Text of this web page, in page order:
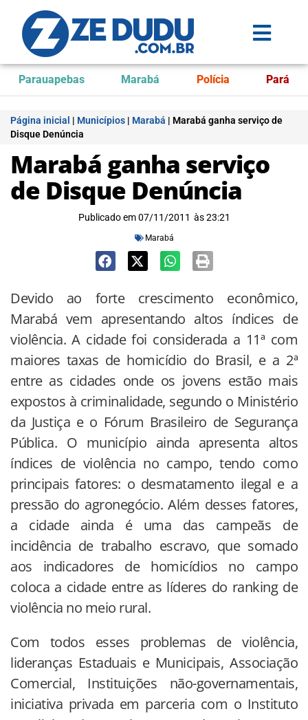
Parauapebas Marabá Polícia Pará
Página inicial | Municípios | Marabá | Marabá ganha serviço de
Disque Denúncia
Marabá ganha serviço
de Disque Denúncia
Publicado em 07/11/2011 às 23:21
Marabá
Devido ao forte crescimento econômico,
Marabá vem apresentando altos índices de
violência. A cidade foi considerada a 11ª com
maiores taxas de homicídio do Brasil, e a 2ª
entre as cidades onde os jovens estão mais
expostos à criminalidade, segundo o Ministério
da Justiça e o Fórum Brasileiro de Segurança
Pública. O município ainda apresenta altos
índices de violência no campo, tendo como
principais fatores: o desmatamento ilegal e a
pressão do agronegócio. Além desses fatores,
a cidade ainda é uma das campeãs de
incidência de trabalho escravo, que somado
aos indicadores de homicídios no campo
coloca a cidade entre as líderes do ranking de
violência no meio rural.
Com todos esses problemas de violência,
lideranças Estaduais e Municipais, Associação
Comercial, Instituições não-governamentais,
iniciativa privada em parceria com o Instituto